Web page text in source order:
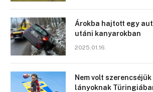
Árokba hajtott egy
utáni kanyarokban
2025.01.16.
Nem volt
lányoknak